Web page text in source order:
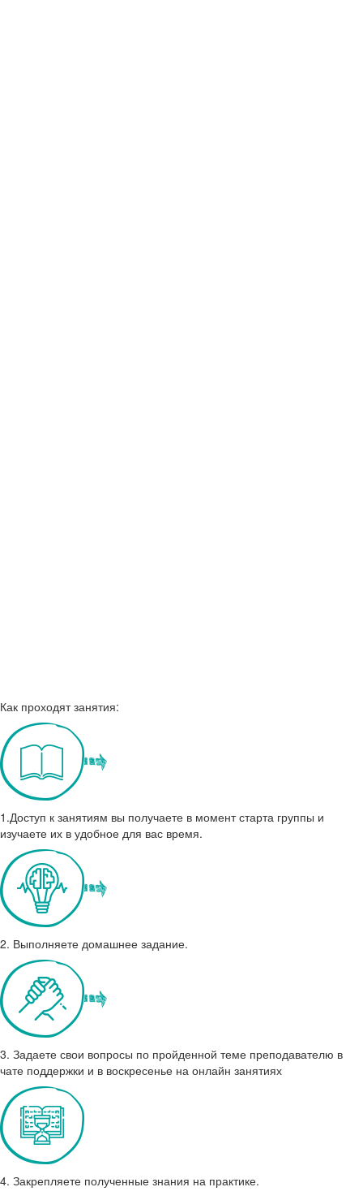
Как проходят занятия:
1.Доступ к занятиям вы получаете в момент старта группы и
изучаете их в удобное для вас время.
2. Выполняете домашнее задание.
3. Задаете свои вопросы по пройденной теме преподавателю в
чате поддержки и в воскресенье на онлайн занятиях
4. Закрепляете полученные знания на практике.